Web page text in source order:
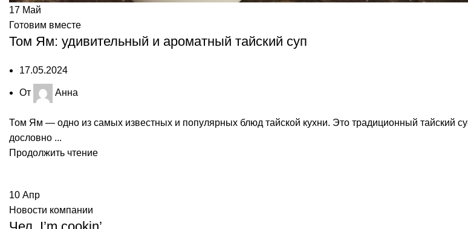
17 Май
Готовим вместе
Том Ям: удивительный и ароматный тайский суп
17.05.2024
От Анна
Том Ям — одно из самых известных и популярных блюд тайской кухни. Это традиционный тайский
дословно ...
Продолжить чтение
10 Апр
Новости компании